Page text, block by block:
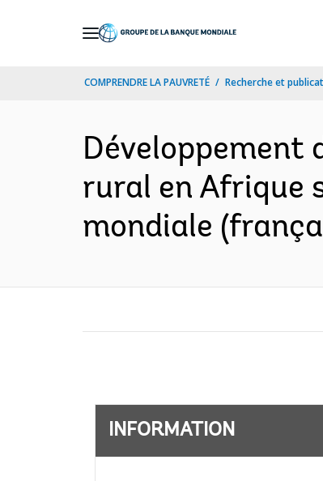
COMPRENDRE LA PAUVRETÉ Recherche et
Développement
rural en Afrique
mondiale
INFORMATION